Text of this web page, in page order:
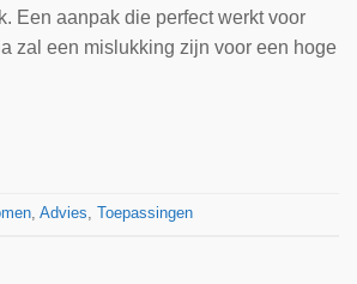
Een aanpak die perfect werkt voor
zal een mislukking zijn voor een hoge
Advies Toepassingen